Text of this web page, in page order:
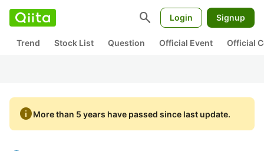
search Login Signup
Trend Stock List Question Official Event Official
infoMore than 5 years have passed since last update.